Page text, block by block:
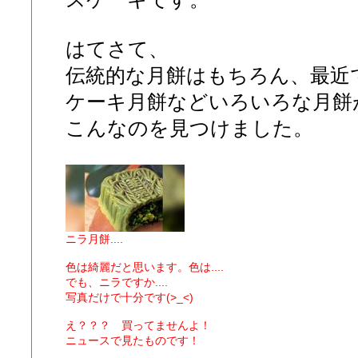
はてさて、
伝統的な月餅はもちろん、最
ケーキ月餅などいろいろな月
こんなのを見つけました。
ニラ月餅....
色は綺麗だと思います。色は....
でも、ニラですか....
写真だけで十分です(>_<)
え？？？ 買ってませんよ！
ニュースで見たものです！